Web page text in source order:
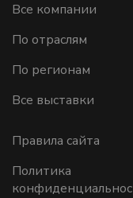
Все компании
По отраслям
По регионам
Все выставки
Правила сайта
Политика